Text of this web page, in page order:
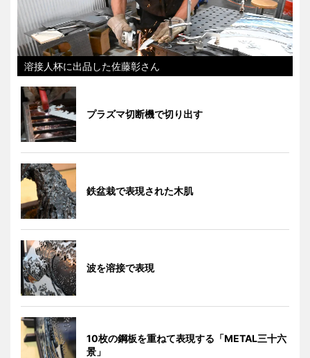
溶接人杯に出品した佐藤彰さん
プラズマ切断機で切り出す
鉄盆栽で表現された木肌
波を溶接で表現
10枚の鋼板を重ねて表現する「METAL三十六
景」